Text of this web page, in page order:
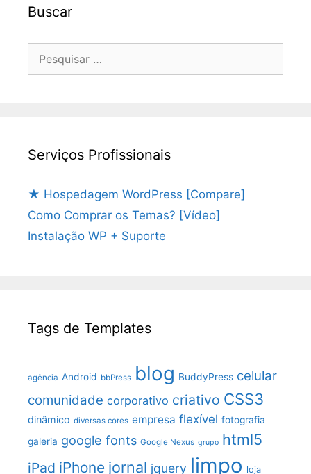
Buscar
Serviços Profissionais
★ Hospedagem WordPress [Compare]
Como Comprar os Temas? [Vídeo]
Instalação WP + Suporte
Tags de Templates
agência Android bbPress blog BuddyPress celular
comunidade corporativo criativo CSS3
dinâmico diversas cores empresa flexível fotografia
galeria google fonts Google Nexus grupo html5
iPad iPhone jornal jquery limpo loja